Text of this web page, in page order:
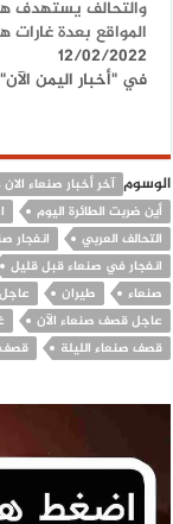
والتحالف يستهدف
المواقع بعدة غارات
12/02/2022
في "أخبار اليمن الآن"
الوسوم آخر أخبار صنعاء الان
أين ضربت الطائرة اليوم
التحالف العربي
انفجار
انفجار في صنعاء قبل قليل
صنعاء
طيران
عاجل قصف صنعاء الآن
قصف صنعاء الليلة
قصف